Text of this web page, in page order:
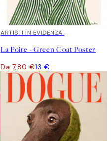
40%*
ARTISTI IN EVIDENZA
La Poire - Green Coat Poster
Da 7,80 €13 €